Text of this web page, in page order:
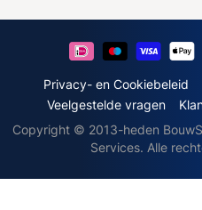
e
o
z
Privacy- en Cookiebeleid
Veelgestelde vragen
Copyright © 2013-heden
Services. Alle